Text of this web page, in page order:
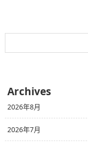
Archives
2026年8月
2026年7月